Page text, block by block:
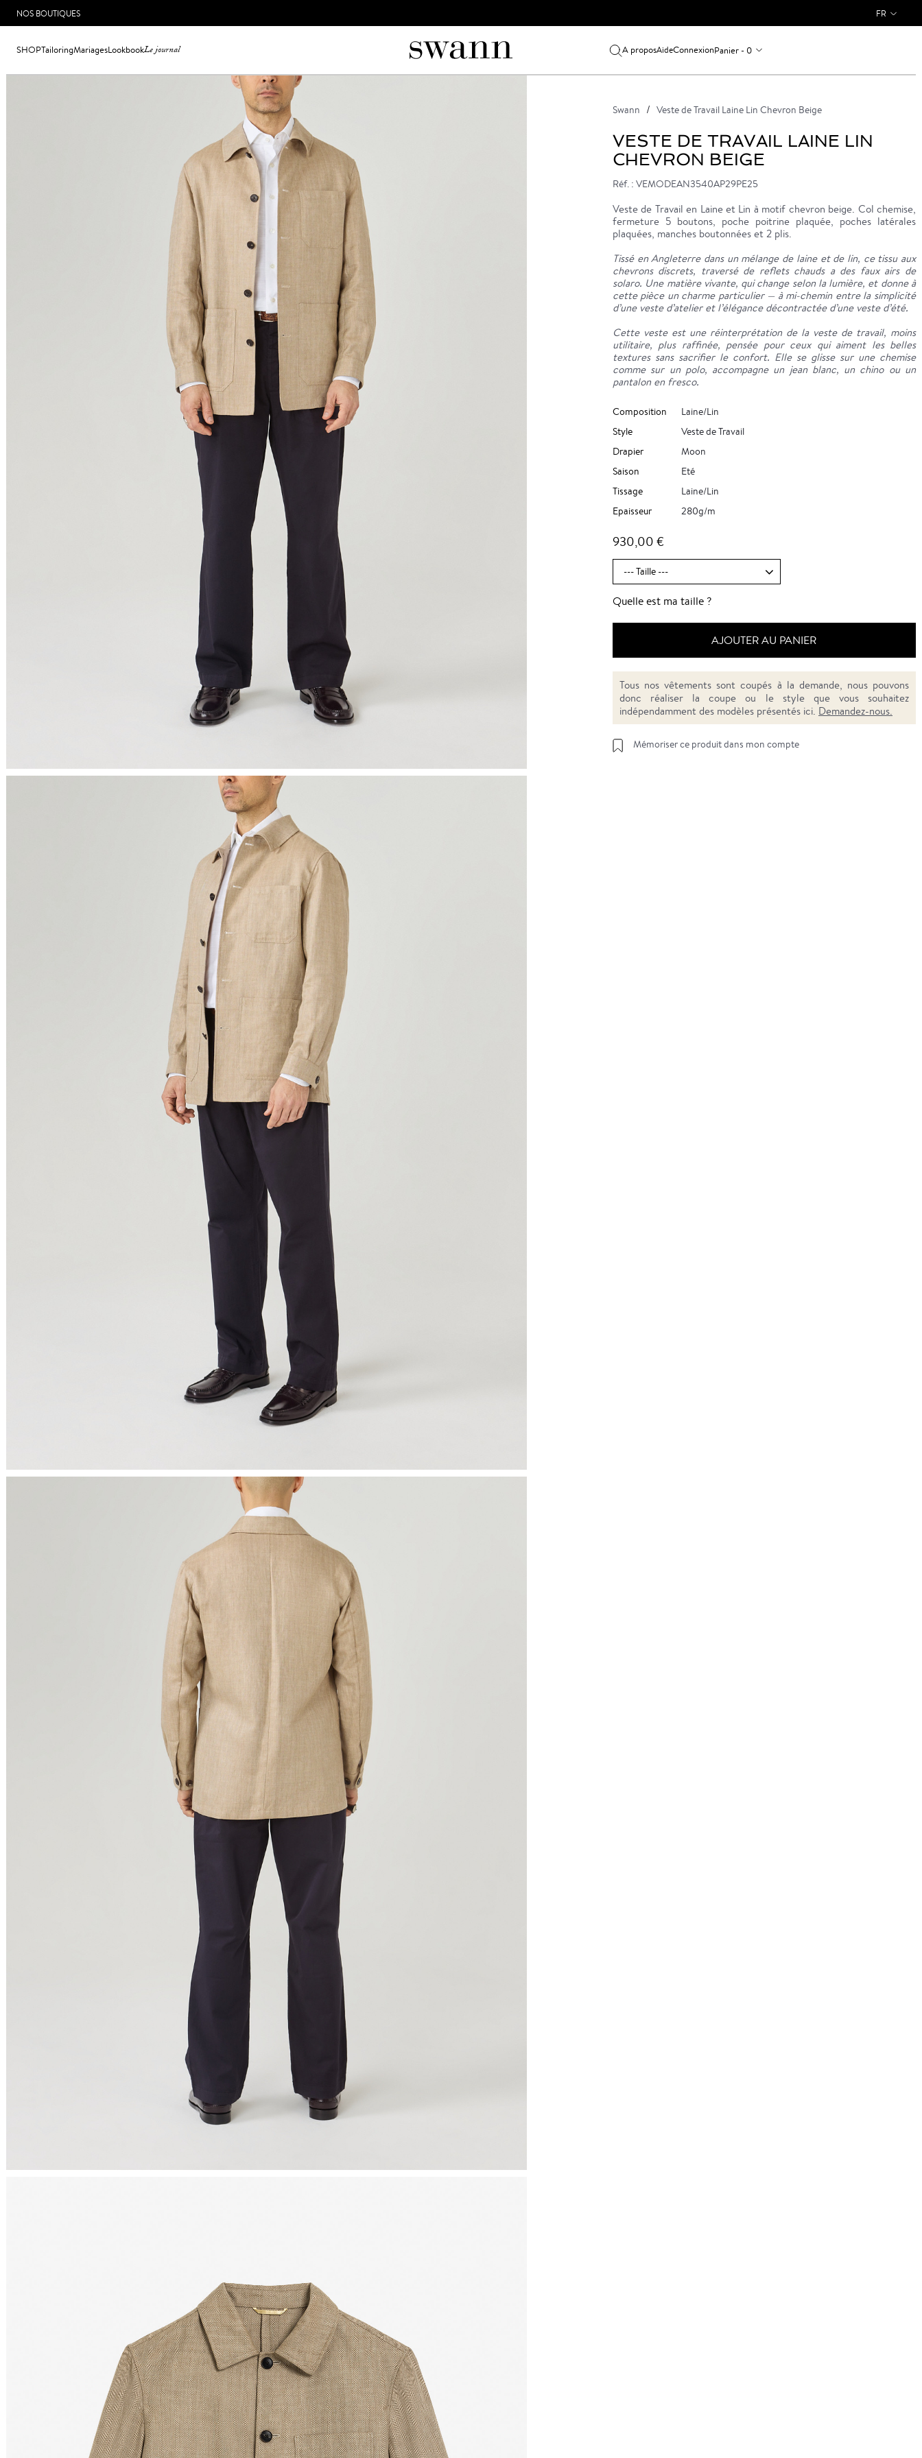
NOS BOUTIQUES FR
SHOPTailoringMariagesLookbookLe journal A proposAideConnexionPanier - 0
Swann Veste de Travail Laine Lin Chevron Beige
VESTE DE TRAVAIL LAINE LIN
CHEVRON BEIGE
Réf. : VEMODEAN3540AP29PE25
Veste de Travail en Laine et Lin à motif chevron beige. Col chemise,
fermeture 5 boutons, poche poitrine plaquée, poches latérales
plaquées, manches boutonnées et 2 plis.
Tissé en Angleterre dans un mélange de laine et de lin, ce tissu aux
chevrons discrets, traversé de reflets chauds a des faux airs de
solaro. Une matière vivante, qui change selon la lumière, et donne à
cette pièce un charme particulier — à mi-chemin entre la simplicité
d’une veste d’atelier et l’élégance décontractée d’une veste d’été.
Cette veste est une réinterprétation de la veste de travail, moins
utilitaire, plus raffinée, pensée pour ceux qui aiment les belles
textures sans sacrifier le confort. Elle se glisse sur une chemise
comme sur un polo, accompagne un jean blanc, un chino ou un
pantalon en fresco.
Composition
Laine/Lin
Style
Veste de Travail
Drapier
Moon
Saison
Eté
Tissage
Laine/Lin
Epaisseur
280g/m
930,00 €
Quelle est ma taille ?
AJOUTER AU PANIER
Tous nos vêtements sont coupés à la demande, nous pouvons
donc réaliser la coupe ou le style que vous souhaitez
indépendamment des modèles présentés ici. Demandez-nous.
Mémoriser ce produit dans mon compte